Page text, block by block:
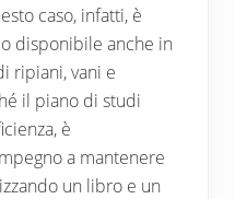
caso, infatti, è
disponibile anche in
ripiani, vani e
il piano di studi
è
a mantenere
un libro e un